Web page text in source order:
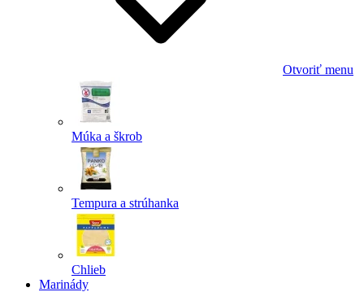
Otvoriť menu
Múka a škrob
Tempura a strúhanka
Chlieb
Marinády
Powered by chaterimo